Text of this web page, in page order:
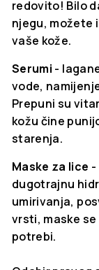
redovito! Bilo
njegu, možete
vaše kože.
Serumi -
vode,
Prepuni su
kožu čine
starenja.
Maske za lice -
dugotrajnu
umirivanja,
vrsti, maske
potrebi.